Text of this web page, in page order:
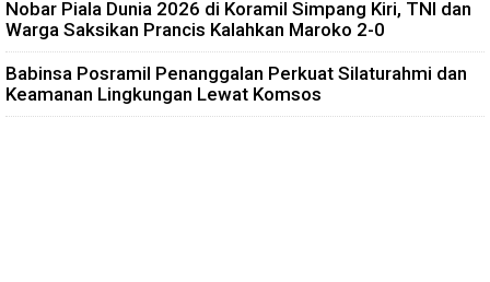
Nobar Piala Dunia 2026 di Koramil Simpang Kiri, TNI dan
Warga Saksikan Prancis Kalahkan Maroko 2-0
Babinsa Posramil Penanggalan Perkuat Silaturahmi dan
Keamanan Lingkungan Lewat Komsos